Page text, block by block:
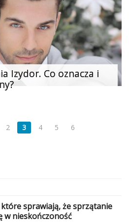
Izydor. Co oznacza i
2 3 4 5
6
które sprawiają, że sprzątanie
w nieskończoność